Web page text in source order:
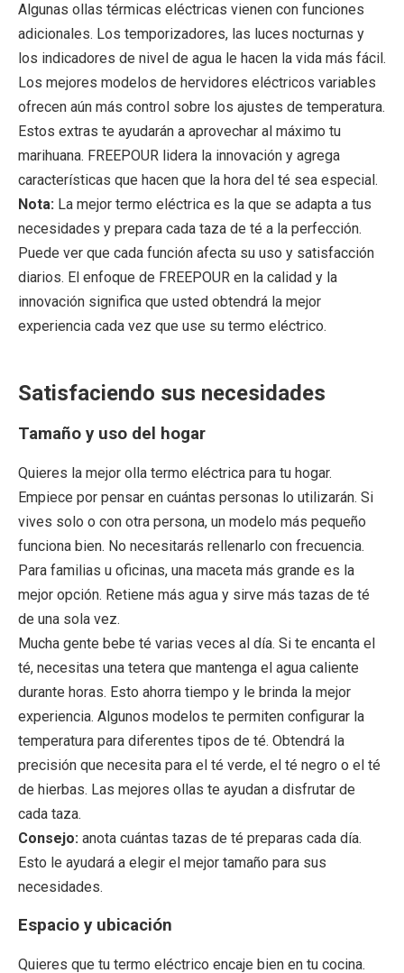
Algunas ollas térmicas eléctricas vienen con funciones
adicionales. Los temporizadores, las luces nocturnas y
los indicadores de nivel de agua le hacen la vida más fácil.
Los mejores modelos de hervidores eléctricos variables
ofrecen aún más control sobre los ajustes de temperatura.
Estos extras te ayudarán a aprovechar al máximo tu
marihuana. FREEPOUR lidera la innovación y agrega
características que hacen que la hora del té sea especial.
Nota: La mejor termo eléctrica es la que se adapta a tus
necesidades y prepara cada taza de té a la perfección.
Puede ver que cada función afecta su uso y satisfacción
diarios. El enfoque de FREEPOUR en la calidad y la
innovación significa que usted obtendrá la mejor
experiencia cada vez que use su termo eléctrico.
Satisfaciendo sus necesidades
Tamaño y uso del hogar
Quieres la mejor olla termo eléctrica para tu hogar.
Empiece por pensar en cuántas personas lo utilizarán. Si
vives solo o con otra persona, un modelo más pequeño
funciona bien. No necesitarás rellenarlo con frecuencia.
Para familias u oficinas, una maceta más grande es la
mejor opción. Retiene más agua y sirve más tazas de té
de una sola vez.
Mucha gente bebe té varias veces al día. Si te encanta el
té, necesitas una tetera que mantenga el agua caliente
durante horas. Esto ahorra tiempo y le brinda la mejor
experiencia. Algunos modelos te permiten configurar la
temperatura para diferentes tipos de té. Obtendrá la
precisión que necesita para el té verde, el té negro o el té
de hierbas. Las mejores ollas te ayudan a disfrutar de
cada taza.
Consejo: anota cuántas tazas de té preparas cada día.
Esto le ayudará a elegir el mejor tamaño para sus
necesidades.
Espacio y ubicación
Quieres que tu termo eléctrico encaje bien en tu cocina.